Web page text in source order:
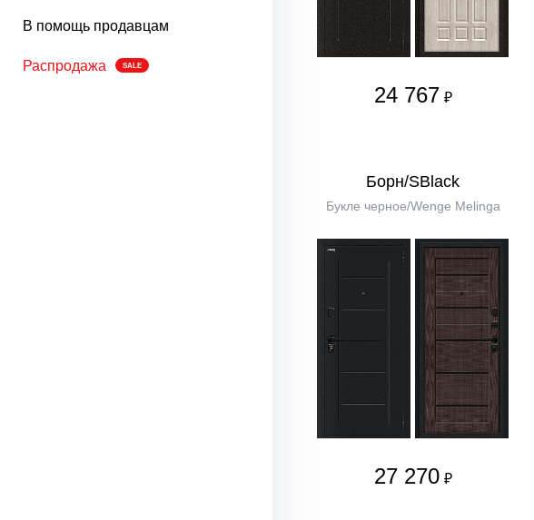
В помощь продавцам
Распродажа SALE
24 767 ₽
Борн/SBlack
Букле черное/Wenge Melinga
27 270 ₽